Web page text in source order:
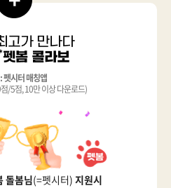
펫시터 매칭앱
/5점, 10만 이상 다운로드)
돌봄님(=펫시터) 지원시